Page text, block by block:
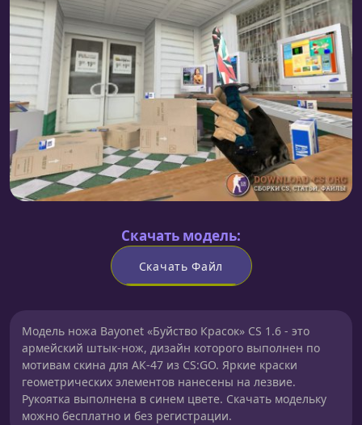
Скачать модель:
Скачать Файл
Модель ножа Bayonet «Буйство Красок» CS 1.6 - это
армейский штык-нож, дизайн которого выполнен по
мотивам скина для АК-47 из CS:GO. Яркие краски
геометрических элементов нанесены на лезвие.
Рукоятка выполнена в синем цвете. Скачать модельку
можно бесплатно и без регистрации.